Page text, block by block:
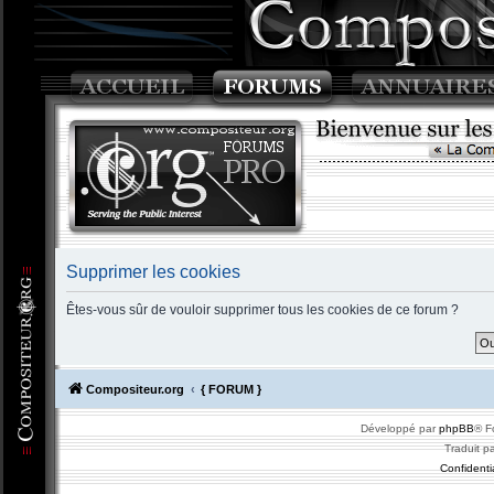
Supprimer les cookies
Êtes-vous sûr de vouloir supprimer tous les cookies de ce forum ?
Compositeur.org { FORUM }
Développé parphpBB®
Traduit